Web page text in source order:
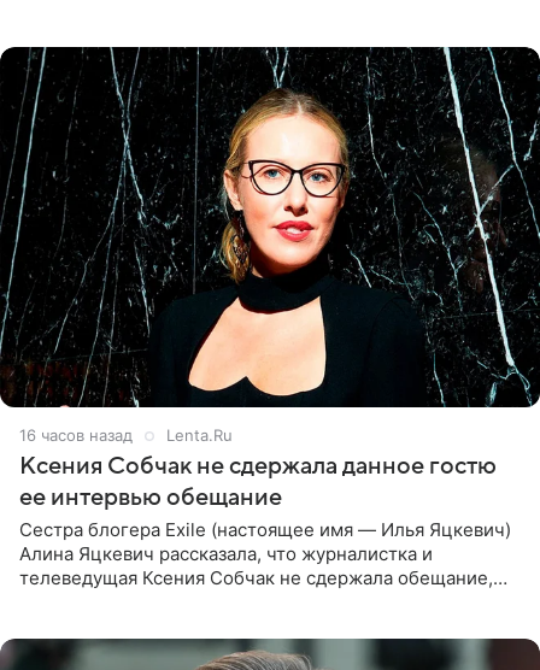
16 часов назад Lenta.Ru
Ксения Собчак не сдержала данное гостю
ее интервью обещание
Сестра блогера Exile (настоящее имя — Илья Яцкевич)
Алина Яцкевич рассказала, что журналистка и
телеведущая Ксения Собчак не сдержала обещание,